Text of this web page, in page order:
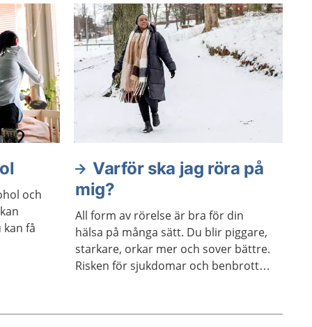
och
få
Varför ska jag röra på
mig?
All form av rörelse är bra för din
hälsa på många sätt. Du blir piggare,
starkare, orkar mer och sover bättre.
Risken för sjukdomar och benbrott
att sitta stilla i långa perioder.